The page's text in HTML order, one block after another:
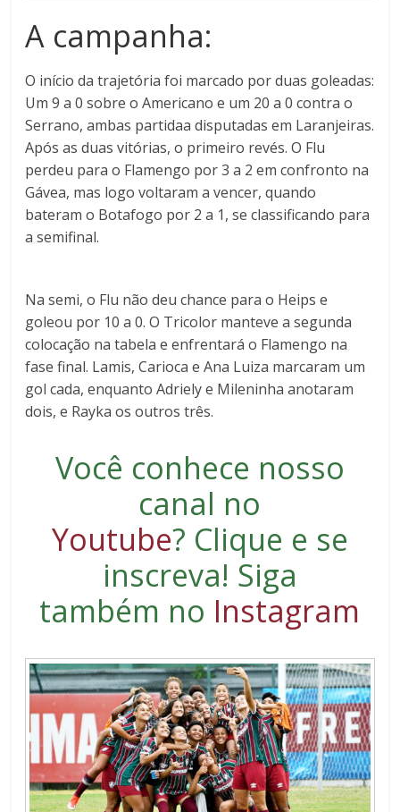
A campanha:
O início da trajetória foi marcado por duas goleadas:
Um 9 a 0 sobre o Americano e um 20 a 0 contra o
Serrano, ambas partidaa disputadas em Laranjeiras.
Após as duas vitórias, o primeiro revés. O Flu
perdeu para o Flamengo por 3 a 2 em confronto na
Gávea, mas logo voltaram a vencer, quando
bateram o Botafogo por 2 a 1, se classificando para
a semifinal.
Na semi, o Flu não deu chance para o Heips e
goleou por 10 a 0. O Tricolor manteve a segunda
colocação na tabela e enfrentará o Flamengo na
fase final. Lamis, Carioca e Ana Luiza marcaram um
gol cada, enquanto Adriely e Mileninha anotaram
dois, e Rayka os outros três.
Você conhece nosso
canal no
Youtube? Clique e se
inscreva! Siga
também no Instagram